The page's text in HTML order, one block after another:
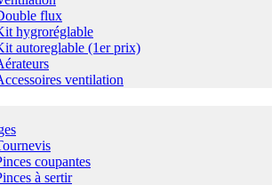
flux
hygroréglable
autoreglable (1er prix)
ventilation
coupantes
à sertir